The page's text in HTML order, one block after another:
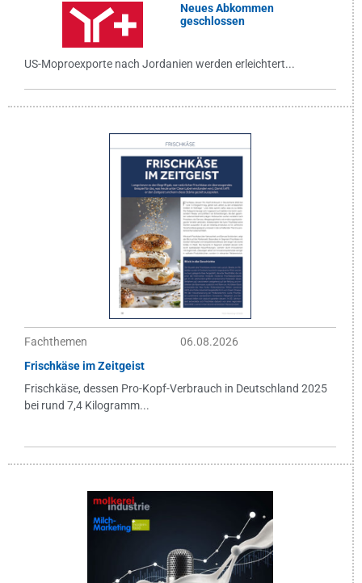
Neues Abkommen
geschlossen
US-Moproexporte nach Jordanien werden erleichtert...
Fachthemen
06.08.2026
Frischkäse im Zeitgeist
Frischkäse, dessen Pro-Kopf-Verbrauch in Deutschland 2025
bei rund 7,4 Kilogramm...